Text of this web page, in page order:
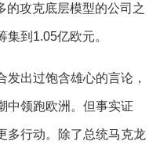
的攻克底层模型的公司之
到1.05亿欧元。
出过饱含雄心的言论，
中领跑欧洲。但事实证
多行动。除了总统马克龙